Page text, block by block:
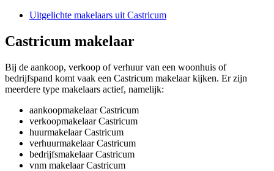
Uitgelichte makelaars uit Castricum
Castricum makelaar
Bij de aankoop, verkoop of verhuur van een woonhuis of
bedrijfspand komt vaak een Castricum makelaar kijken. Er zijn
meerdere type makelaars actief, namelijk:
aankoopmakelaar Castricum
verkoopmakelaar Castricum
huurmakelaar Castricum
verhuurmakelaar Castricum
bedrijfsmakelaar Castricum
vnm makelaar Castricum